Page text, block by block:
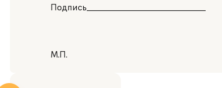
Подпись______________________________
М.П.